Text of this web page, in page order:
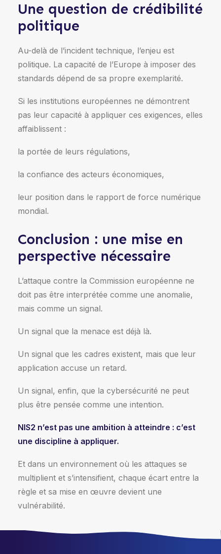
Une question de crédibilité
politique
Au-delà de l’incident technique, l’enjeu est
politique. La capacité de l’Europe à imposer des
standards dépend de sa propre exemplarité.
Si les institutions européennes ne démontrent
pas leur capacité à appliquer ces exigences, elles
affaiblissent :
la portée de leurs régulations,
la confiance des acteurs économiques,
leur position dans le rapport de force numérique
mondial.
Conclusion : une mise en
perspective nécessaire
L’attaque contre la Commission européenne ne
doit pas être interprétée comme une anomalie,
mais comme un signal.
Un signal que la menace est déjà là.
Un signal que les cadres existent, mais que leur
application accuse un retard.
Un signal, enfin, que la cybersécurité ne peut
plus être pensée comme une intention.
NIS2 n’est pas une ambition à atteindre : c’est
une discipline à appliquer.
Et dans un environnement où les attaques se
multiplient et s’intensifient, chaque écart entre la
règle et sa mise en œuvre devient une
vulnérabilité.